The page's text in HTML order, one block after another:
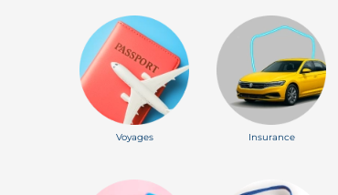
Voyages Insurance